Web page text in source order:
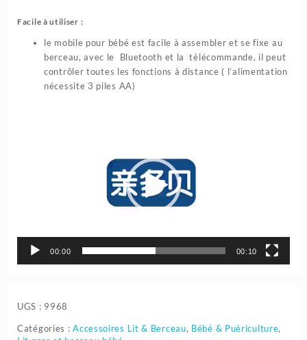
Facile à utiliser :
le mobile pour bébé est facile à assembler et se fixe au
berceau, avec le Bluetooth et la télécommande, il peut
contrôler toutes les fonctions à distance ( l’alimentation
nécessite 3 piles AA)
00:00 00:10
UGS : 9968
Catégories :Accessoires Lit & Berceau, Bébé & Puériculture,